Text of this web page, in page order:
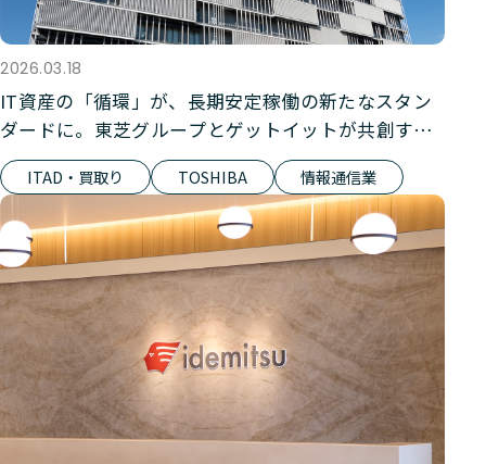
2026.03.18
IT資産の「循環」が、長期安定稼働の新たなスタン
ダードに。東芝グループとゲットイットが共創す
る、持続可能な保守部材エコシステム（前編：買取
りサービス）
ITAD・買取り TOSHIBA 情報通信業